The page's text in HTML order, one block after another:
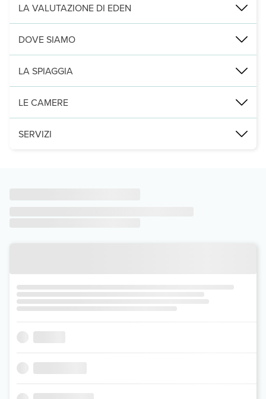
LA VALUTAZIONE DI EDEN
Unità spaziose e con ottima posizione
Il complesso è formato da 2 edifici, uno direttamente sul mare
DOVE SIAMO
Benitses, direttamente sulla spiaggia le camere, a 50 m dalla
LA SPIAGGIA
di ciottoli e attrezzata con lettini e ombrelloni a disposizione (teli
LE CAMERE
21 tra camere e studio (25-30 m ) disposte su 2 piani con
SERVIZI